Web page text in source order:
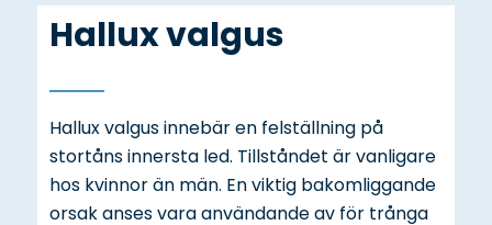
Hallux valgus
Hallux valgus innebär en felställning på
stortåns innersta led. Tillståndet är vanligare
hos kvinnor än män. En viktig bakomliggande
orsak anses vara användande av för trånga